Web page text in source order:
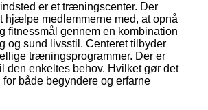
er et træningscenter. Der
hjælpe medlemmerne med, at opnå
fitnessmål gennem en kombination
og sund livsstil. Centeret tilbyder
træningsprogrammer. Der er
den enkeltes behov. Hvilket gør det
både begyndere og erfarne